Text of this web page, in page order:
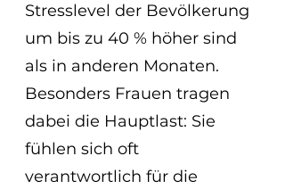
Stresslevel der Bevölkerung
um bis zu 40 % höher sind
als in anderen Monaten.
Besonders Frauen tragen
dabei die Hauptlast: Sie
fühlen sich oft
verantwortlich für die